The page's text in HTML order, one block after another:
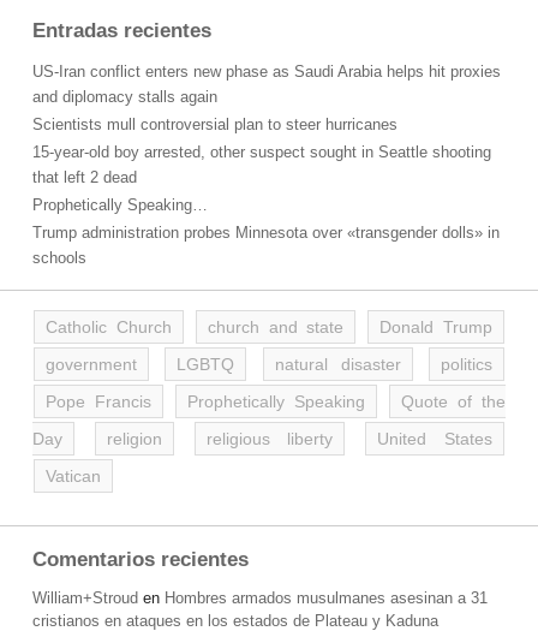
Entradas recientes
US-Iran conflict enters new phase as Saudi Arabia helps hit proxies
and diplomacy stalls again
Scientists mull controversial plan to steer hurricanes
15-year-old boy arrested, other suspect sought in Seattle shooting
that left 2 dead
Prophetically Speaking…
Trump administration probes Minnesota over «transgender dolls» in
schools
Catholic Church church and state
Donald Trump
government
LGBTQ natural disaster
politics
Pope Francis
Prophetically Speaking
Quote of the
Day
religion religious liberty
United States
Vatican
Comentarios recientes
William+Stroud en Hombres armados musulmanes asesinan a 31
cristianos en ataques en los estados de Plateau y Kaduna